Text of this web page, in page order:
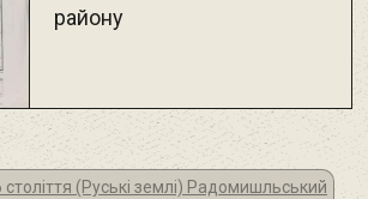
району
століття (Руські землі) Радомишльський